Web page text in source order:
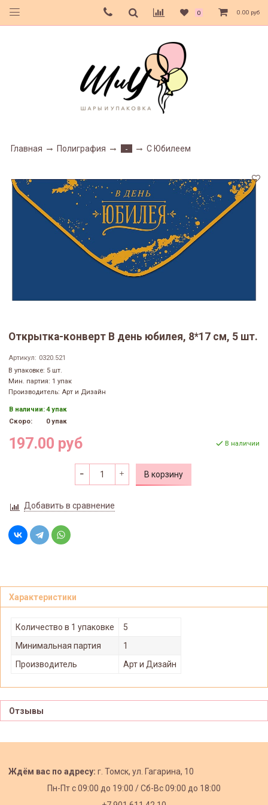
0 0.00 руб
Главная Полиграфия - С Юбилеем
Открытка-конверт В день юбилея, 8*17 см, 5 шт.
Артикул: 0320.521
В упаковке: 5 шт.
Мин. партия: 1 упак
Производитель: Арт и Дизайн
В наличии:4 упак
Скоро:
0 упак
197.00 руб В наличии
В корзину
Добавить в сравнение
Характеристики
Количество в 1 упаковке
5
Минимальная партия
1
Производитель
Арт и Дизайн
Отзывы
Ждём вас по адресу: г. Томск, ул. Гагарина, 10
Пн-Пт с09:00 до 19:00 /Сб-Вс 09:00 до 18:00